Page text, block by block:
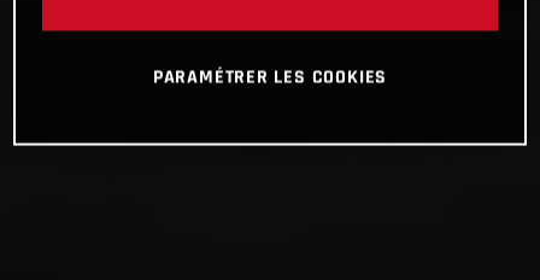
PARAMÉTRER LES COOKIES